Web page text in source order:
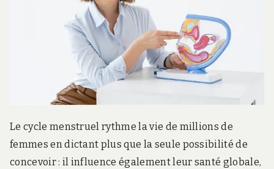
Le cycle menstruel rythme la vie de millions de
femmes en dictant plus que la seule possibilité de
concevoir : il influence également leur santé globale,